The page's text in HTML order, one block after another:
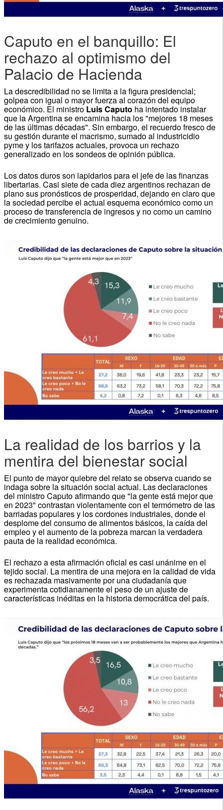
Caputo en el banquillo: El
rechazo al optimismo del
Palacio de Hacienda
La descredibilidad no se limita a la figura presidencial;
golpea con igual o mayor fuerza al corazón del equipo
económico. El ministro Luis Caputo ha intentado instalar
que la Argentina se encamina hacia los "mejores 18 meses
de las últimas décadas". Sin embargo, el recuerdo fresco de
su gestión durante el macrismo, sumado al industricidio
pyme y los tarifazos actuales, provoca un rechazo
generalizado en los sondeos de opinión pública.
Los datos duros son lapidarios para el jefe de las finanzas
libertarias. Casi siete de cada diez argentinos rechazan de
plano sus pronósticos de prosperidad, dejando en claro que
la sociedad percibe el actual esquema económico como un
proceso de transferencia de ingresos y no como un camino
de crecimiento genuino.
La realidad de los barrios y la
mentira del bienestar social
El punto de mayor quiebre del relato se observa cuando se
indaga sobre la situación social actual. Las declaraciones
del ministro Caputo afirmando que "la gente está mejor que
en 2023" contrastan violentamente con el termómetro de las
barriadas populares y los cordones industriales, donde el
desplome del consumo de alimentos básicos, la caída del
empleo y el aumento de la pobreza marcan la verdadera
pauta de la realidad económica.
El rechazo a esta afirmación oficial es casi unánime en el
tejido social. La mentira de una mejora en la calidad de vida
es rechazada masivamente por una ciudadanía que
experimenta cotidianamente el peso de un ajuste de
características inéditas en la historia democrática del país.